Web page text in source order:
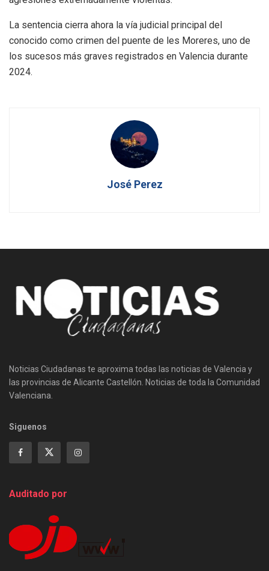
La sentencia cierra ahora la vía judicial principal del
conocido como crimen del puente de les Moreres, uno de
los sucesos más graves registrados en Valencia durante
2024.
José Perez
Noticias Ciudadanas te aproxima todas las noticias de Valencia y
las provincias de Alicante Castellón. Noticias de toda la Comunidad
Valenciana.
Siguenos
Auditado por